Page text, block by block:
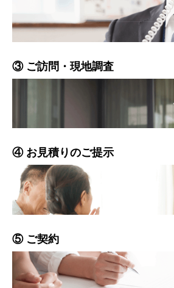
③ ご訪問・現地調査
④ お見積りのご提示
⑤ ご契約